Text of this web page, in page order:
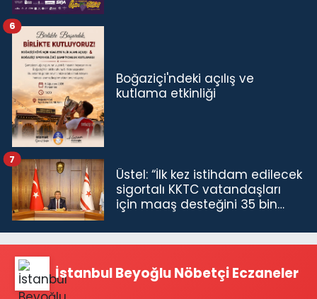
Boğaziçi'ndeki açılış ve
kutlama etkinliği
6
Üstel: “İlk kez istihdam edilecek
sigortalı KKTC vatandaşları
için maaş desteğini 35 bin
7
İstanbul Beyoğlu Nöbetçi Eczaneler